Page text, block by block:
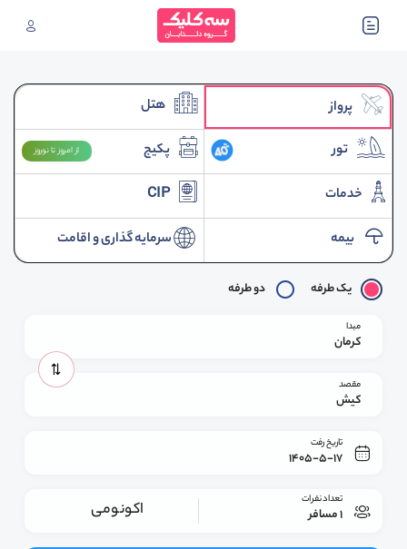
پرواز هتل
تور پکیج از امروز تا نوروز
خدمات CIP
بیمه سرمایه گذاری و اقامت
یک طرفه دو طرفه
مبدا
کرمان
مقصد
کیش
تاریخ رفت
1405-5-17
تعداد نفرات
1 مسافر اکونومی